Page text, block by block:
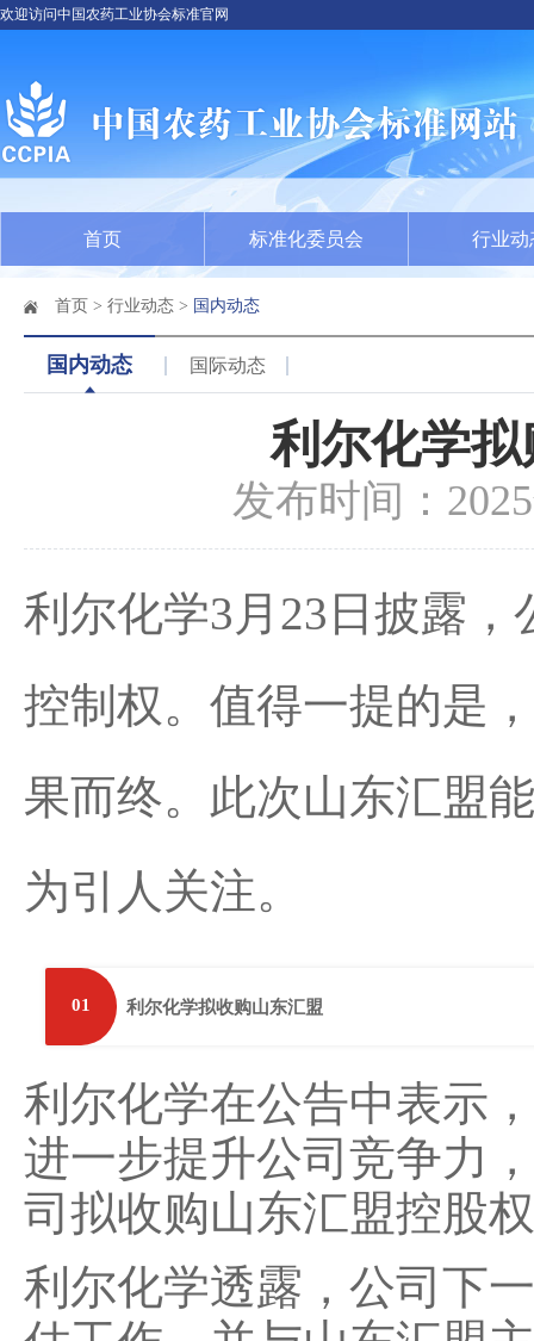
欢迎访问中国农药工业协会标准官网
首页 标准化委员会 行业动
首页 > 行业动态 > 国内动态
国内动态 国际动态
利尔化学
发布时间：
利尔化学3月23日披露
控制权。值得一提的是
果而终。此次山东汇盟
为引人关注。
01 利尔化学拟收购山东汇盟
利尔化学在公告中表示
进一步提升公司竞争力
司拟收购山东汇盟控股
利尔化学透露，公司下